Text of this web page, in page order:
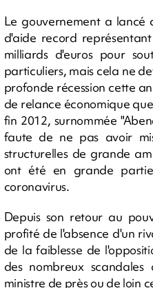
Le gouvernement a lancé
d'aide record
milliards d'euros pour
particuliers, mais cela ne
profonde récession cette
de relance économique
fin 2012, surnommée
faute de ne pas avoir
structurelles de grande
ont été en grande
coronavirus.
Depuis son retour au
profité de l'absence d'un
de la faiblesse de
des nombreux
ministre de près ou de loin